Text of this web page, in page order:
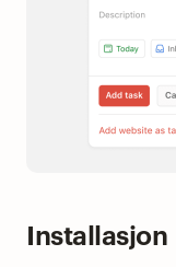
Installasjon